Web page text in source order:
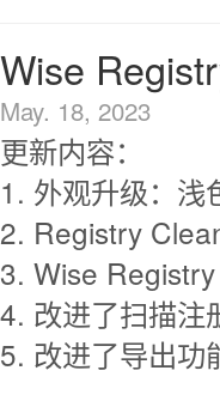
Wise
May. 18, 2023
更新内容：
1. 外观升级：浅
2. Registry
3. Wise
4. 改进了扫描注
5. 改进了导出功